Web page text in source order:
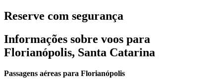
Reserve com segurança
Informações sobre voos para
Florianópolis, Santa Catarina
Passagens aéreas para Florianópolis